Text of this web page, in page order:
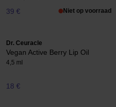
39 € Niet op voorraad
Dr. Ceuracle
Vegan Active Berry Lip Oil
4,5 ml
18 €